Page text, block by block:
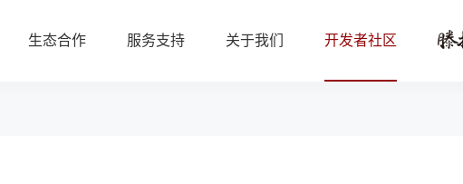
生态合作 服务支持 关于我们 开发者社区